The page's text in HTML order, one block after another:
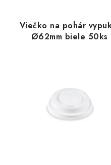
Viečko na pohár
Ø62mm biele 50ks